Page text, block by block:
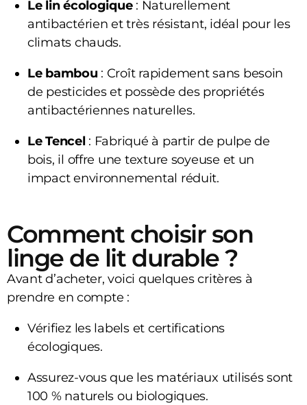
Le lin écologique: Naturellement
antibactérien et très résistant, idéal pour les
climats chauds.
Le bambou : Croît rapidement sans besoin
de pesticides et possède des propriétés
antibactériennes naturelles.
Le Tencel : Fabriqué à partir de pulpe de
bois, il offre une texture soyeuse et un
impact environnemental réduit.
Comment choisir son
linge de lit durable ?
Avant d’acheter, voici quelques critères à
prendre en compte :
Vérifiez les labels et certifications
écologiques.
Assurez-vous que les matériaux utilisés sont
100 % naturels ou biologiques.